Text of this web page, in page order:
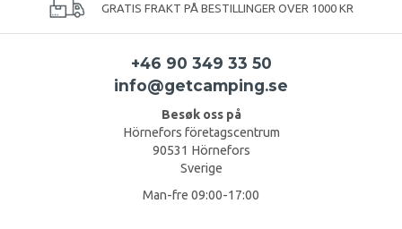
GRATIS FRAKT PÅ BESTILLINGER OVER 1000 KR
+46 90 349 33 50
info@getcamping.se
Besøk oss på
Hörnefors företagscentrum
90531 Hörnefors
Sverige
Man-fre 09:00-17:00